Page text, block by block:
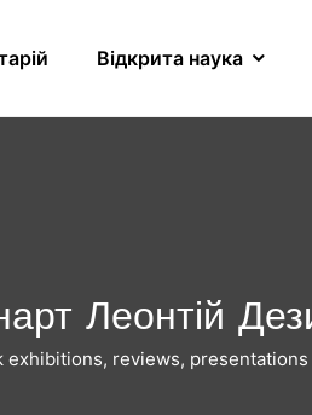
Відкрита наука
Леонтій
exhibitions, reviews, presentations